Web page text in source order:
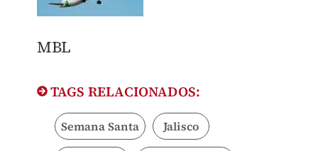
MBL ​
TAGS RELACIONADOS:
Semana Santa Jalisco